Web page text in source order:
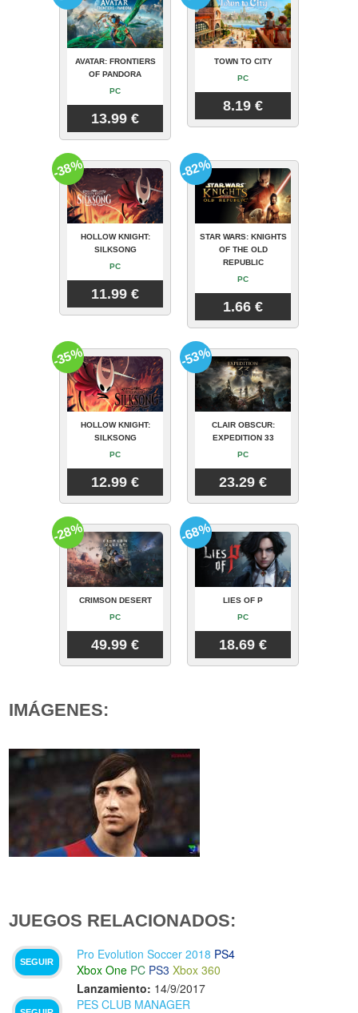
AVATAR: FRONTIERS
OF PANDORA
PC
13.99 €
TOWN TO CITY
PC
8.19 €
HOLLOW KNIGHT:
SILKSONG
PC
11.99 €
-38%
STAR WARS: KNIGHTS
OF THE OLD
REPUBLIC
PC
1.66 €
-82%
HOLLOW KNIGHT:
SILKSONG
PC
12.99 €
-35%
CLAIR OBSCUR:
EXPEDITION 33
PC
23.29 €
-53%
CRIMSON DESERT
PC
49.99 €
-28%
LIES OF P
PC
18.69 €
-68%
IMÁGENES:
JUEGOS RELACIONADOS:
SEGUIR
Pro Evolution Soccer 2018 PS4
Xbox One PC PS3 Xbox 360
Lanzamiento: 14/9/2017
PES CLUB MANAGER